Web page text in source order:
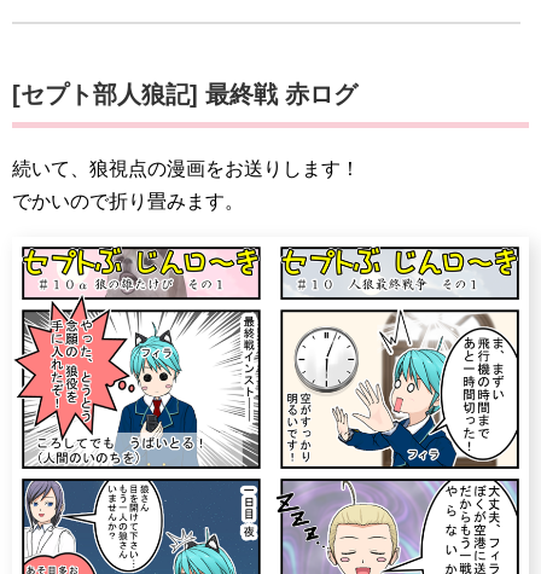
[セプト部人狼記] 最終戦 赤ログ
続いて、狼視点の漫画をお送りします！
でかいので折り畳みます。